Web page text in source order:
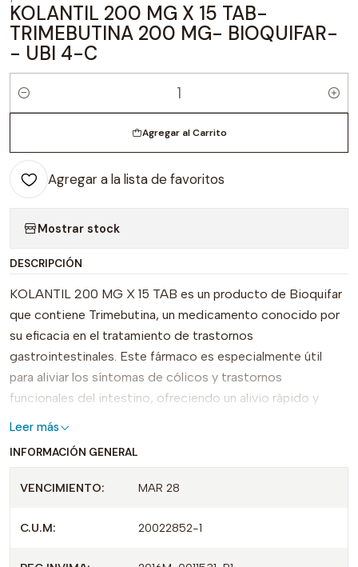
KOLANTIL 200 MG X 15 TAB-
TRIMEBUTINA 200 MG- BIOQUIFAR-
- UBI 4-C
Cantidad
Agregar al Carrito
Agregar a la lista de favoritos
Mostrar stock
DESCRIPCIÓN
KOLANTIL 200 MG X 15 TAB es un producto de Bioquifar
que contiene Trimebutina, un medicamento conocido por
su eficacia en el tratamiento de trastornos
gastrointestinales. Este fármaco es especialmente útil
para aliviar los síntomas de cólicos y trastornos
funcionales del intestino, ofreciendo un alivio rápido y
prolongado.
Una de las características únicas de KOLANTIL es su
efectiva para el manejo de molestias abdominales. Su
en una opción conveniente para aquellos que buscan un
Leer más
INFORMACIÓN GENERAL
VENCIMIENTO: MAR 28
C.U.M: 20022852-1